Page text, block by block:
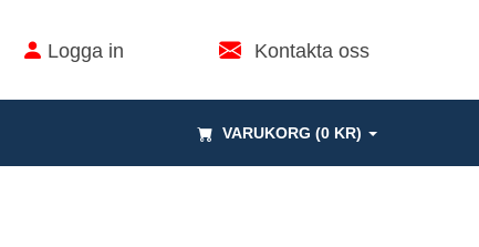
Logga in Kontakta oss
VARUKORG (0 KR)